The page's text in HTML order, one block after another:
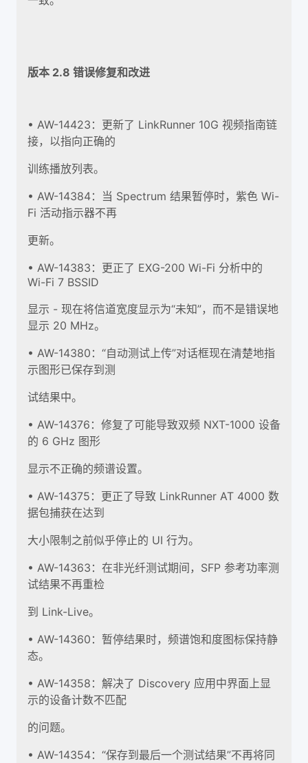
版本 2.8 错误修复和改进
• AW-14423：更新了 LinkRunner 10G 视频指南链
接，以指向正确的
训练播放列表。
• AW-14384：当 Spectrum 结果暂停时，紫色 Wi-
Fi 活动指示器不再
更新。
• AW-14383：更正了 EXG-200 Wi-Fi 分析中的
Wi-Fi 7 BSSID
显示 - 现在将信道宽度显示为“未知”，而不是错误地
显示 20 MHz。
• AW-14380：“自动测试上传”对话框现在清楚地指
示图形已保存到测
试结果中。
• AW-14376：修复了可能导致双频 NXT-1000 设备
的 6 GHz 图形
显示不正确的频谱设置。
• AW-14375：更正了导致 LinkRunner AT 4000 数
据包捕获在达到
大小限制之前似乎停止的 UI 行为。
• AW-14363：在非光纤测试期间，SFP 参考功率测
试结果不再重检
到 Link-Live。
• AW-14360：暂停结果时，频谱饱和度图标保持静
态。
• AW-14358：解决了 Discovery 应用中界面上显
示的设备计数不匹配
的问题。
• AW-14354：“保存到最后一个测试结果”不再将同